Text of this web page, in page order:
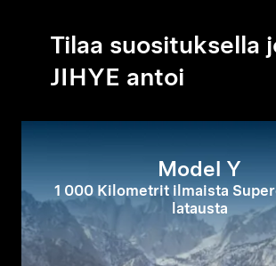
Tilaa suosituksella
JIHYE antoi
Model Y
1 000 Kilometrit ilmaista
latausta